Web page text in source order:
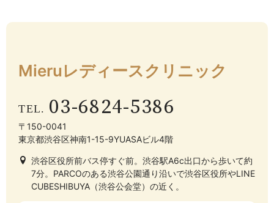
Mieruレディースクリニック
03-6824-5386
〒150-0041
東京都渋谷区神南1-15-9YUASAビル4階
渋谷区役所前バス停すぐ前。渋谷駅A6c出口から歩いて約
7分。PARCOのある渋谷公園通り沿いで渋谷区役所やLINE
CUBESHIBUYA（渋谷公会堂）の近く。